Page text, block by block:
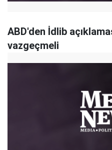
ABD'den İdlib
vazgeçmeli